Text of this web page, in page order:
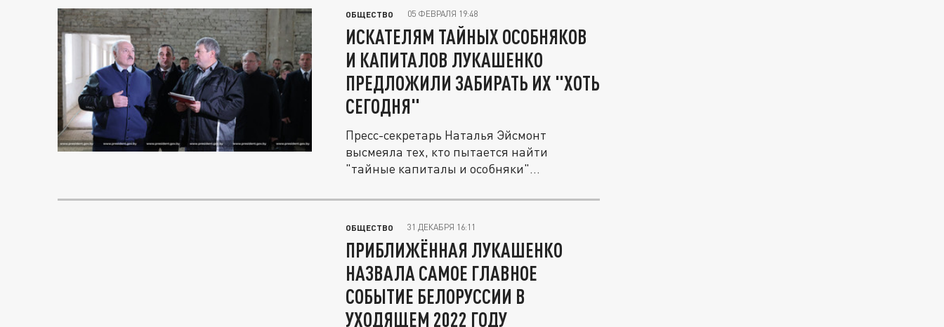
ОБЩЕСТВО 05 ФЕВРАЛЯ 19:48
ИСКАТЕЛЯМ ТАЙНЫХ ОСОБНЯКОВ
И КАПИТАЛОВ ЛУКАШЕНКО
ПРЕДЛОЖИЛИ ЗАБИРАТЬ ИХ "ХОТЬ
СЕГОДНЯ"
Пресс-секретарь Наталья Эйсмонт
высмеяла тех, кто пытается найти
"тайные капиталы и особняки"
ОБЩЕСТВО 31 ДЕКАБРЯ 16:11
ПРИБЛИЖЁННАЯ ЛУКАШЕНКО
НАЗВАЛА САМОЕ ГЛАВНОЕ
СОБЫТИЕ БЕЛОРУССИИ В
УХОДЯЩЕМ 2022 ГОДУ